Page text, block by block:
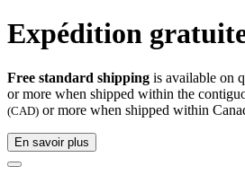
Expédition
Free standard shipping is available on
or more when shipped within the
(CAD) or more when shipped within
En savoir plus